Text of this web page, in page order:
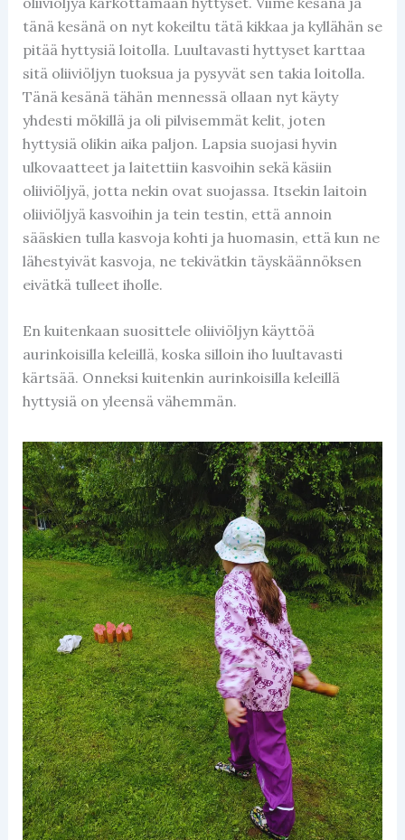
tänä kesänä on nyt kokeiltu tätä kikkaa ja kyllähän se
pitää hyttysiä loitolla. Luultavasti hyttyset karttaa
sitä oliiviöljyn tuoksua ja pysyvät sen takia loitolla.
Tänä kesänä tähän mennessä ollaan nyt käyty
yhdesti mökillä ja oli pilvisemmät kelit, joten
hyttysiä olikin aika paljon. Lapsia suojasi hyvin
ulkovaatteet ja laitettiin kasvoihin sekä käsiin
oliiviöljyä, jotta nekin ovat suojassa. Itsekin laitoin
oliiviöljyä kasvoihin ja tein testin, että annoin
sääskien tulla kasvoja kohti ja huomasin, että kun ne
lähestyivät kasvoja, ne tekivätkin täyskäännöksen
eivätkä tulleet iholle.
En kuitenkaan suosittele oliiviöljyn käyttöä
aurinkoisilla keleillä, koska silloin iho luultavasti
kärtsää. Onneksi kuitenkin aurinkoisilla keleillä
hyttysiä on yleensä vähemmän.